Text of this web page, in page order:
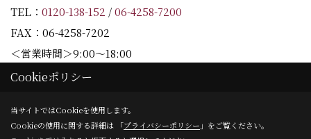
TEL： 0120-138-152 /06-4258-7200
FAX：06-4258-7202
＜営業時間＞9:00～18:00
＜定休日＞水曜日
Copyright (c) Westbuild Corporation. All Rights Reserved.
Cookieポリシー
当サイトではCookieを使用します。
Cookieの使用に関する詳細は 「プライバシーポリシー 」をご覧ください。